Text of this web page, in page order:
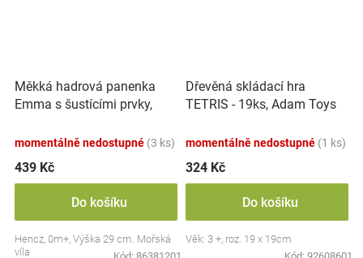
Měkká hadrová panenka
Emma s šustícími prvky,
momentálně nedostupné (3 ks)
439 Kč
Do košíku
Hencz, 0m+, Výška 29 cm. Mořská
víla
Kód: 86381201
Dřevěná skládací hra
TETRIS - 19ks, Adam Toys
momentálně nedostupné (1 ks)
324 Kč
Do košíku
Věk: 3 +, roz. 19 x 19cm
Kód: 92608601